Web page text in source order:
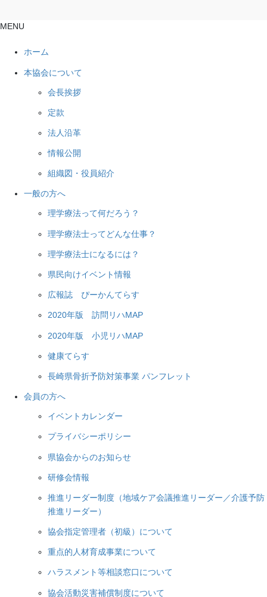
MENU
ホーム
本協会について
会長挨拶
定款
法人沿革
情報公開
組織図・役員紹介
一般の方へ
理学療法って何だろう？
理学療法士ってどんな仕事？
理学療法士になるには？
県民向けイベント情報
広報誌 ぴーかんてらす
2020年版 訪問リハMAP
2020年版 小児リハMAP
健康てらす
長崎県骨折予防対策事業 パンフレット
会員の方へ
イベントカレンダー
プライバシーポリシー
県協会からのお知らせ
研修会情報
推進リーダー制度（地域ケア会議推進リーダー／介護予防
推進リーダー）
協会指定管理者（初級）について
重点的人材育成事業について
ハラスメント等相談窓口について
協会活動災害補償制度について